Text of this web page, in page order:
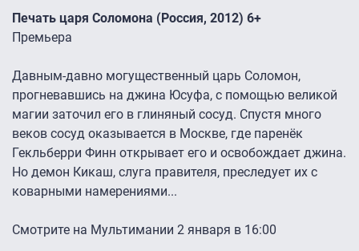
Печать царя Соломона (Россия, 2012) 6+
Премьера
Давным-давно могущественный царь Соломон,
прогневавшись на джина Юсуфа, с помощью великой
магии заточил его в глиняный сосуд. Спустя много
веков сосуд оказывается в Москве, где паренёк
Гекльберри Финн открывает его и освобождает джина.
Но демон Кикаш, слуга правителя, преследует их с
коварными намерениями...
Смотрите на Мультимании 2 января в 16:00